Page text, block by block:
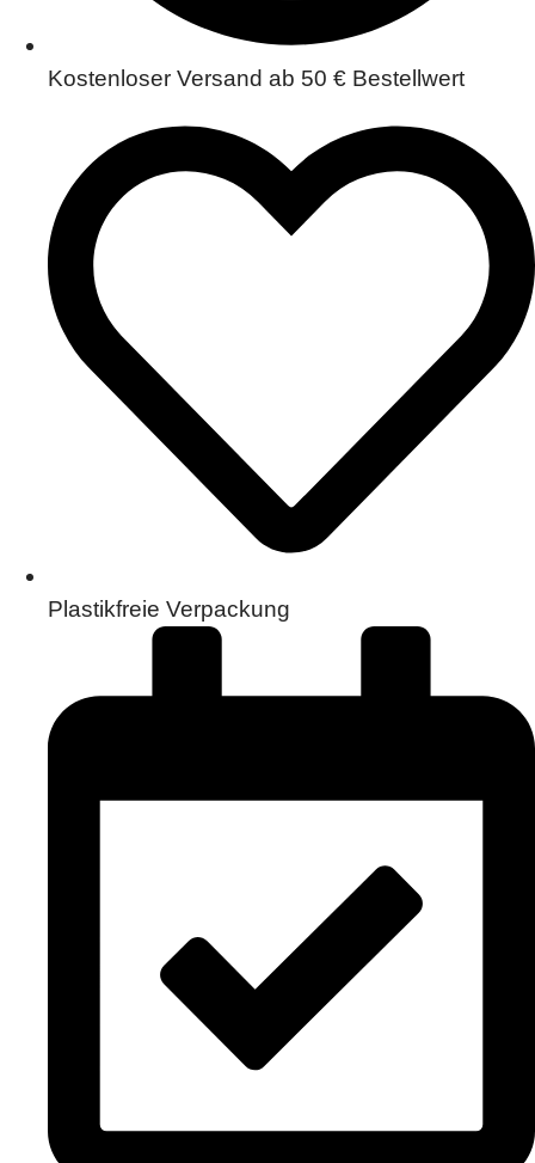
Kostenloser Versand ab 50 € Bestellwert
Plastikfreie Verpackung